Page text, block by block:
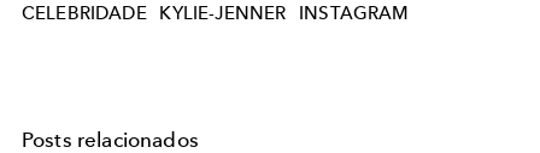
CELEBRIDADE KYLIE-JENNER INSTAGRAM
Posts relacionados